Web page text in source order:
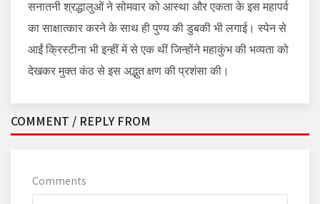
सनातनी श्रद्धालुओं ने सोमवार को आस्था और एकता के इस महापर्व
का साक्षात्कार करने के साथ ही पुण्य की डुबकी भी लगाई। स्पेन से
आईं क्रिस्टीना भी इन्हीं में से एक थीं जिन्होंने महाकुंभ की भव्यता को
देखकर मुक्त कंठ से इस अद्भुत क्षण की प्रशंसा की।
COMMENT / REPLY FROM
Comments